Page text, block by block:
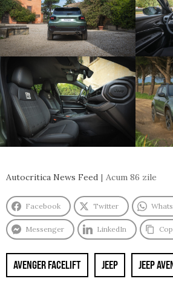
Autocritica News Feed Acum 86 zile
Facebook Twitter
Messenger LinkedIn
AVENGER FACELIFT JEEP JEEP